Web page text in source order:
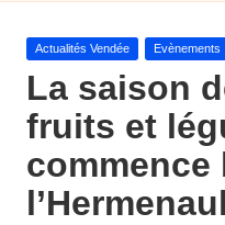
e
n
d
e
e
tourismes,
activités
informations
Posted
Actualités Vendée Evènements
La saison
fruits et
commence